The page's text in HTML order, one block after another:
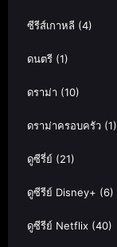
ซีรีส์เกาหลี (4)
ดนตรี (1)
ดราม่า (10)
ดราม่าครอบครัว (1)
ดูซีรี่ย์ (21)
ดูซีรีย์ Disney+ (6)
ดูซีรีย์ Netflix (40)